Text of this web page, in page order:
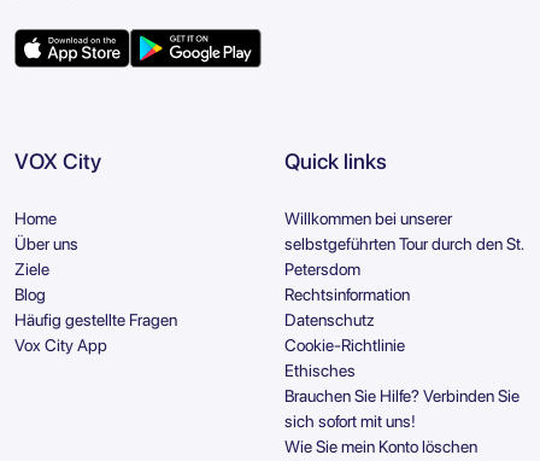
VOX City
Home
Über uns
Ziele
Blog
Häufig gestellte Fragen
Vox City App
Quick links
Willkommen bei unserer
selbstgeführten Tour durch den St.
Petersdom
Rechtsinformation
Datenschutz
Cookie-Richtlinie
Ethisches
Brauchen Sie Hilfe? Verbinden Sie
sich sofort mit uns!
Wie Sie mein Konto löschen